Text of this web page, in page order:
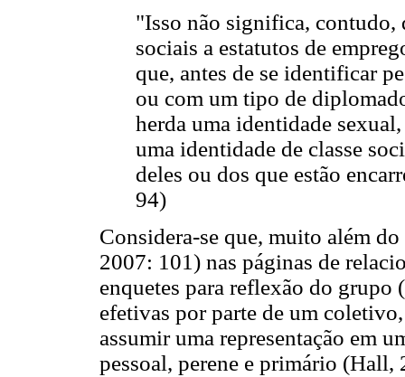
"Isso não significa, contudo,
sociais a estatutos de
que, antes de se identificar
ou com um tipo de
herda uma identidade
uma identidade de classe
deles ou dos que estão
94)
Considera-se que, muito além
2007: 101) nas páginas de
enquetes para reflexão do grupo
efetivas por parte de um
assumir uma representação em
pessoal, perene e primário (Hall,